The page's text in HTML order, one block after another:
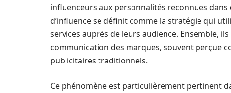
influenceurs aux personnalités reconnues
d’influence se définit comme la stratégie qui
services auprès de leurs audience. Ensemble,
communication des marques, souvent perçue
publicitaires traditionnels.
Ce phénomène est particulièrement pertinent